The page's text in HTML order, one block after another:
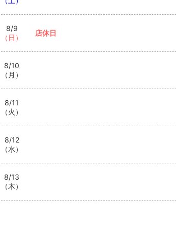
8/9
（日）
店休日
8/10
（月）
8/11
（火）
8/12
（水）
8/13
（木）